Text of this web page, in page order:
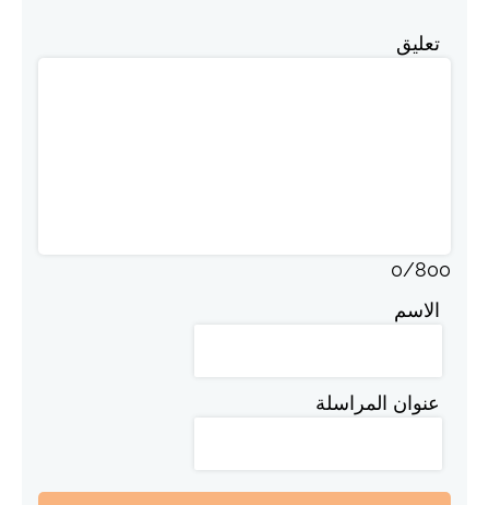
تعليق
0/800
الاسم
عنوان المراسلة